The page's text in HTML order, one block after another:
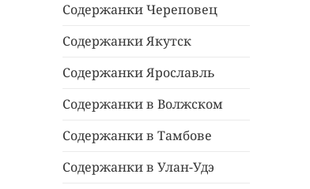
Содержанки Череповец
Содержанки Якутск
Содержанки Ярославль
Содержанки в Волжском
Содержанки в Тамбове
Содержанки в Улан-Удэ